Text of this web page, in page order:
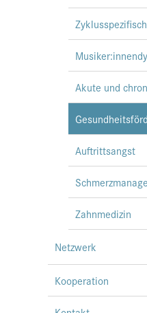
Akute und
Auftrittsangst
Zahnmedizin
Netzwerk
Kooperation